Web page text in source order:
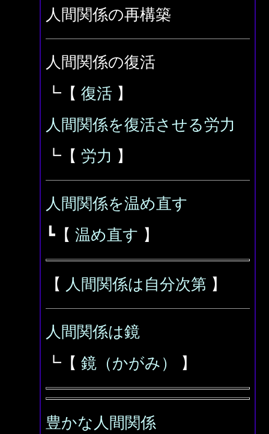
人間関係の再構築
人間関係の復活
┗【 復活 】
人間関係を復活させる労力
┗【 労力 】
人間関係を温め直す
┗【 温め直す 】
【 人間関係は自分次第 】
人間関係は鏡
┗【 鏡（かがみ） 】
豊かな人間関係